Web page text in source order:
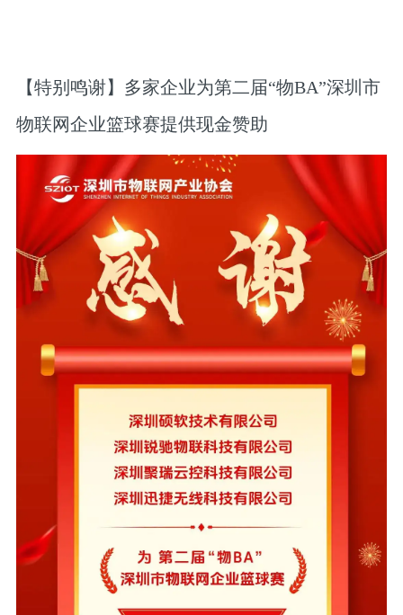
【特别鸣谢】多家企业为第二届“物BA”深圳市
物联网企业篮球赛提供现金赞助